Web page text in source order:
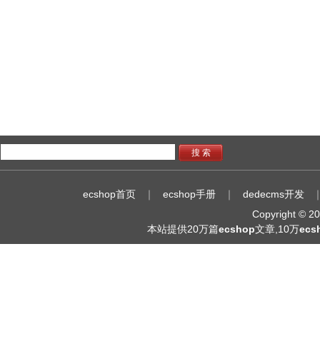
搜 索
ecshop首页 ｜ ecshop手册 ｜ dedecms开发
Copyright ©
本站提供20万篇ecshop文章,10万